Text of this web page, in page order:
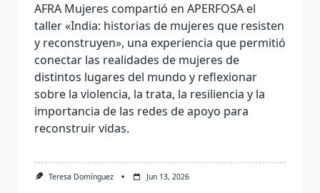
AFRA Mujeres compartió en APERFOSA el
taller «India: historias de mujeres que resisten
y reconstruyen», una experiencia que permitió
conectar las realidades de mujeres de
distintos lugares del mundo y reflexionar
sobre la violencia, la trata, la resiliencia y la
importancia de las redes de apoyo para
reconstruir vidas.
Teresa Domínguez Jun 13, 2026